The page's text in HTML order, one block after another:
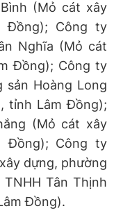
(Mỏ cát xây
Đồng); Công ty
Nghĩa (Mỏ cát
Đồng); Công ty
sản Hoàng Long
tỉnh Lâm Đồng);
(Mỏ cát xây
Đồng); Công ty
dựng, phường
Tân Thịnh
Đồng).